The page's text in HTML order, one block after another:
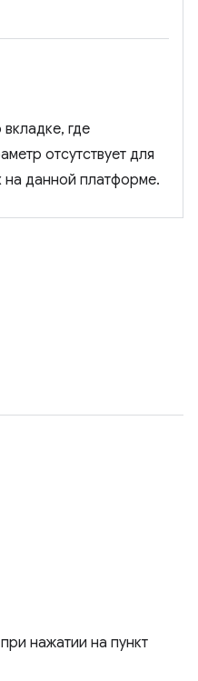
где
отсутствует для
данной платформе.
нажатии на пункт